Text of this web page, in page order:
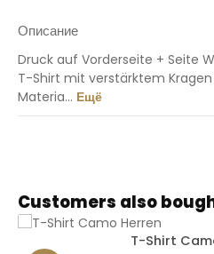
Описание
Druck auf Vorderseite + Seite
T-Shirt mit verstärktem
Materia… Ещё
Пропустить галерею продуктов
Customers also
T-Shirt